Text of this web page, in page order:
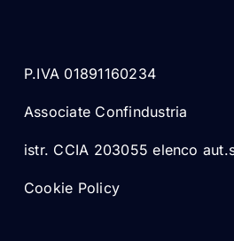
P.IVA 01891160234
Associate Confindustria
istr. CCIA 203055 elenco
Cookie Policy